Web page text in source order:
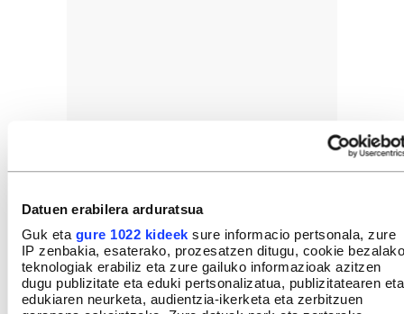
Datuen erabilera arduratsua
Guk eta gure 1022 kideek sure informacio pertsonala, zure
IP zenbakia, esaterako, prozesatzen ditugu, cookie bezalako
teknologiak erabiliz eta zure gailuko informazioak azitzen
dugu publizitate eta eduki pertsonalizatua, publizitatearen eta
edukiaren neurketa, audientzia-ikerketa eta zerbitzuen